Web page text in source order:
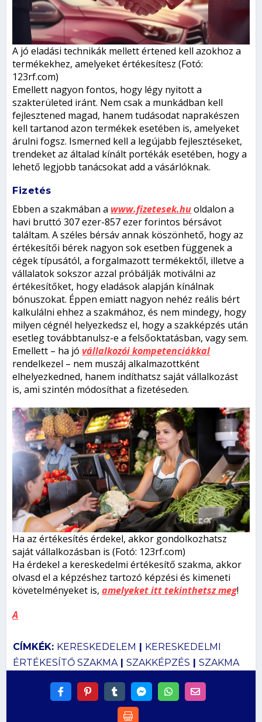
A jó eladási technikák mellett értened kell azokhoz a
termékekhez, amelyeket értékesítesz (Fotó:
123rf.com)
Emellett nagyon fontos, hogy légy nyitott a
szakterületed iránt. Nem csak a munkádban kell
fejlesztened magad, hanem tudásodat naprakészen
kell tartanod azon termékek esetében is, amelyeket
árulni fogsz. Ismerned kell a legújabb fejlesztéseket,
trendeket az általad kínált portékák esetében, hogy a
lehető legjobb tanácsokat add a vásárlóknak.
Fizetés
Ebben a szakmában a www.fizetesek.huoldalon a
havi bruttó 307 ezer-857 ezer forintos bérsávot
találtam. A széles bérsáv annak köszönhető, hogy az
értékesítői bérek nagyon sok esetben függenek a
cégek típusától, a forgalmazott termékektől, illetve a
vállalatok sokszor azzal próbálják motiválni az
értékesítőket, hogy eladások alapján kínálnak
bónuszokat. Éppen emiatt nagyon nehéz reális bért
kalkulálni ehhez a szakmához, és nem mindegy, hogy
milyen cégnél helyezkedsz el, hogy a szakképzés után
esetleg továbbtanulsz-e a felsőoktatásban, vagy sem.
Emellett – ha jóvállalkozói kompetenciákkal
rendelkezel – nem muszáj alkalmazottként
elhelyezkedned, hanem indíthatsz saját vállalkozást
is, ami szintén módosíthat a fizetéseden.
Ha az értékesítés érdekel, akkor gondolkozhatsz
saját vállalkozásban is (Fotó: 123rf.com)
Ha érdekel a kereskedelmi értékesítő szakma, akkor
olvasd el a képzéshez tartozó képzési és kimeneti
követelményeket is,amelyeket itt tekinthetsz meg!
A
CÍMKÉK: KERESKEDELEM | KERESKEDELMI
ÉRTÉKESÍTŐ SZAKMA| SZAKKÉPZÉS | SZAKMA